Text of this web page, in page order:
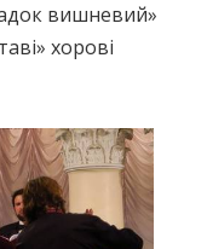
вишневий»
хорові